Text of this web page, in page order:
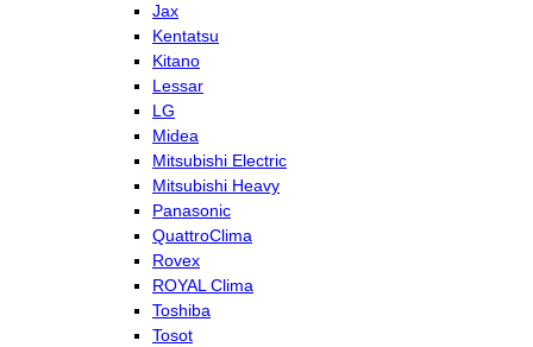
Jax
Kentatsu
Kitano
Lessar
LG
Midea
Mitsubishi Electric
Mitsubishi Heavy
Panasonic
QuattroClima
Rovex
ROYAL Clima
Toshiba
Tosot